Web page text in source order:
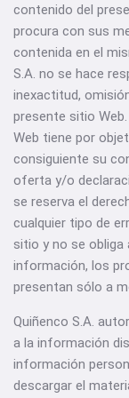
contenido del
procura con sus
contenida en el
S.A. no se hace
inexactitud,
presente sitio
Web tiene por
consiguiente su
oferta y/o
se reserva el
cualquier tipo de
sitio y no se obliga
información, los
presentan sólo a
Quiñenco S.A.
a la información
información
descargar el